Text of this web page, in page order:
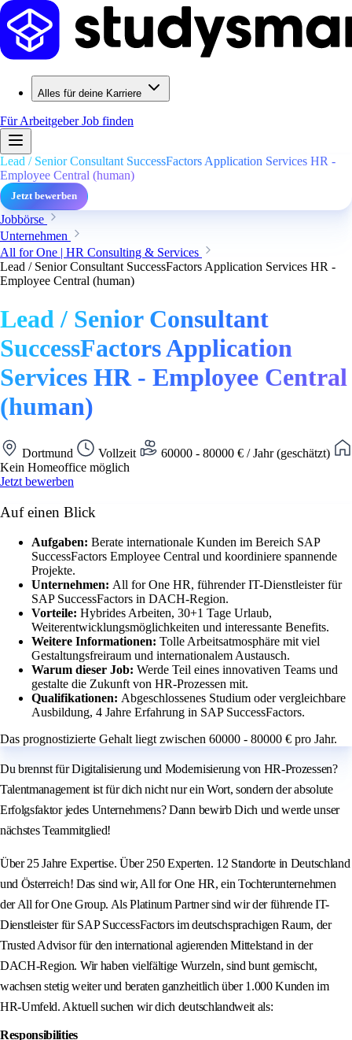
Alles für deine Karriere
Für ArbeitgeberJob finden
Lead / Senior Consultant SuccessFactors Application Services HR -
Employee Central (human)
Jetzt bewerben
Jobbörse
Unternehmen
All for One | HR Consulting & Services
Lead / Senior Consultant SuccessFactors Application Services HR -
Employee Central (human)
Lead / Senior Consultant
SuccessFactors Application
Services HR - Employee Central
(human)
Dortmund Vollzeit
60000 - 80000 € / Jahr (geschätzt)
Kein Homeoffice möglich
Jetzt bewerben
Auf einen Blick
Aufgaben: Berate internationale Kunden im Bereich SAP
SuccessFactors Employee Central und koordiniere spannende
Projekte.
Unternehmen: All for One HR, führender IT-Dienstleister für
SAP SuccessFactors in DACH-Region.
Vorteile: Hybrides Arbeiten, 30+1 Tage Urlaub,
Weiterentwicklungsmöglichkeiten und interessante Benefits.
Weitere Informationen: Tolle Arbeitsatmosphäre mit viel
Gestaltungsfreiraum und internationalem Austausch.
Warum dieser Job: Werde Teil eines innovativen Teams und
gestalte die Zukunft von HR-Prozessen mit.
Qualifikationen: Abgeschlossenes Studium oder vergleichbare
Ausbildung, 4 Jahre Erfahrung in SAP SuccessFactors.
Das prognostizierte Gehalt liegt zwischen 60000 - 80000 € pro Jahr.
Du brennst für Digitalisierung und Modernisierung von HR-Prozessen?
Talentmanagement ist für dich nicht nur ein Wort, sondern der absolute
Erfolgsfaktor jedes Unternehmens? Dann bewirb Dich und werde unser
nächstes Teammitglied!
Über 25 Jahre Expertise. Über 250 Experten. 12 Standorte in Deutschland
und Österreich! Das sind wir, All for One HR, ein Tochterunternehmen
der All for One Group. Als Platinum Partner sind wir der führende IT-
Dienstleister für SAP SuccessFactors im deutschsprachigen Raum, der
Trusted Advisor für den international agierenden Mittelstand in der
DACH-Region. Wir haben vielfältige Wurzeln, sind bunt gemischt,
wachsen stetig weiter und beraten ganzheitlich über 1.000 Kunden im
HR-Umfeld. Aktuell suchen wir dich deutschlandweit als:
Responsibilities